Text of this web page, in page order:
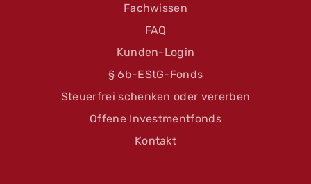
Fachwissen
FAQ
Kunden-Login
§ 6b-EStG-Fonds
Steuerfrei schenken oder vererben
Offene Investmentfonds
Kontakt